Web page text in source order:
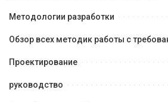
Методологии разработки
Обзор всех методик работы с
Проектирование
руководство